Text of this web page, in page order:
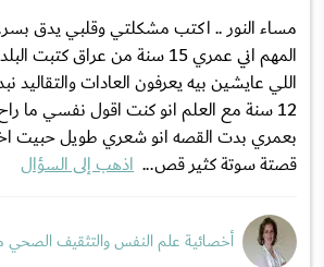
مساء النور .. اكتب مشكلتي وقلبي يدق
المهم اني عمري 15 سنة من عراق
اللي عايشين بيه يعرفون العادات والتقاليد
12 سنة مع العلم انو كنت اقول نفسي ما
بعمري بدت القصه انو شعري طويل حبيت
قصتة سوتة كثير قص... اذهب إلى السؤال
أخصائية علم النفس والتثقيف الصحي